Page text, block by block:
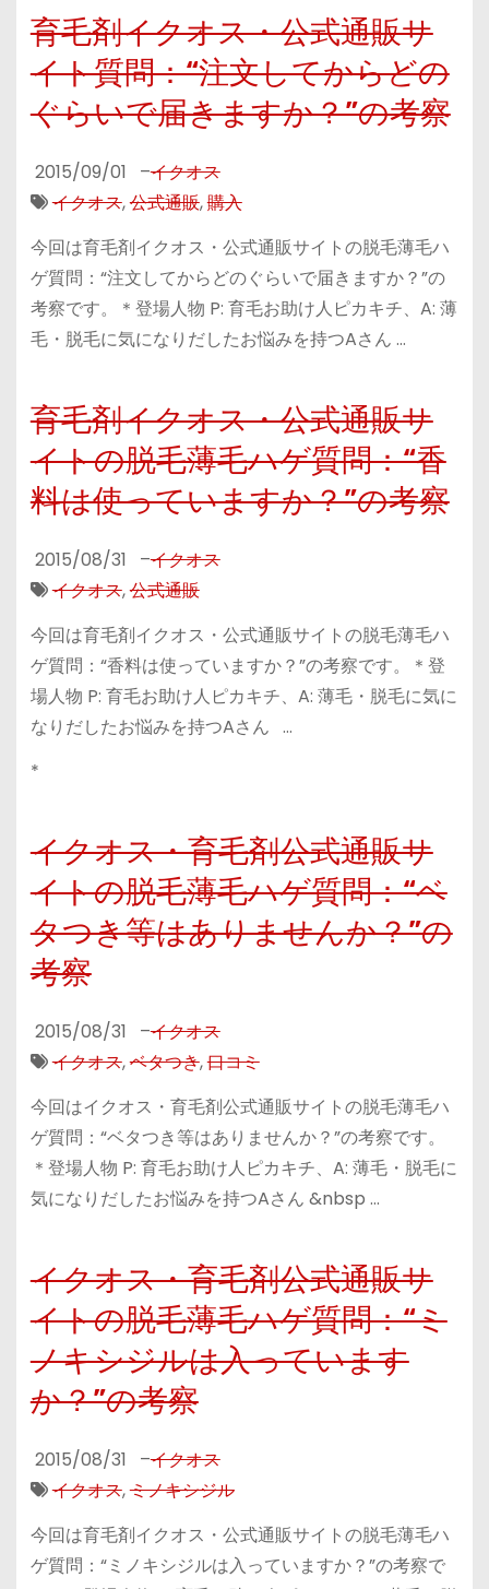
育毛剤イクオス・公式通販サ
イト質問：“注文してからどの
ぐらいで届きますか？”の考察
2015/09/01 –イクオス
イクオス,公式通販,購入
今回は育毛剤イクオス・公式通販サイトの脱毛薄毛ハ
ゲ質問：“注文してからどのぐらいで届きますか？”の
考察です。＊登場人物 P: 育毛お助け人ピカキチ、A: 薄
毛・脱毛に気になりだしたお悩みを持つAさん …
育毛剤イクオス・公式通販サ
イトの脱毛薄毛ハゲ質問：“香
料は使っていますか？”の考察
2015/08/31 –イクオス
イクオス,公式通販
今回は育毛剤イクオス・公式通販サイトの脱毛薄毛ハ
ゲ質問：“香料は使っていますか？”の考察です。＊登
場人物 P: 育毛お助け人ピカキチ、A: 薄毛・脱毛に気に
なりだしたお悩みを持つAさん …
*
イクオス・育毛剤公式通販サ
イトの脱毛薄毛ハゲ質問：“ベ
タつき等はありませんか？”の
考察
2015/08/31 –イクオス
イクオス,ベタつき,口コミ
今回はイクオス・育毛剤公式通販サイトの脱毛薄毛ハ
ゲ質問：“ベタつき等はありませんか？”の考察です。
＊登場人物 P: 育毛お助け人ピカキチ、A: 薄毛・脱毛に
気になりだしたお悩みを持つAさん &nbsp …
イクオス・育毛剤公式通販サ
イトの脱毛薄毛ハゲ質問：“ミ
ノキシジルは入っています
か？”の考察
2015/08/31 –イクオス
イクオス,ミノキシジル
今回は育毛剤イクオス・公式通販サイトの脱毛薄毛ハ
ゲ質問：“ミノキシジルは入っていますか？”の考察で